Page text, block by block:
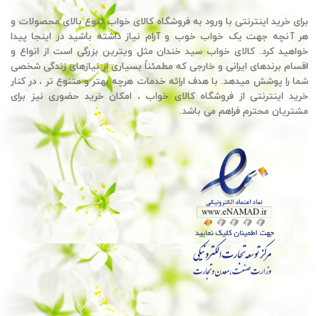
برای خرید اینترنتی با ورود به فروشگاه کالای خواب تنوع بالای محصولات و
هر آنچه جهت یک خواب خوب و آرام نیاز داشته باشید در اینجا پیدا
خواهید کرد. کالای خواب سید خندان مثل ویترین بزرگی است از انواع و
اقسام برندهای ایرانی و خارجی که مطمئناً بسیاری از نیازهای زندگی شخصی
شما را پوشش میدهد. با هدف ارائه خدمات هرچه بهتر و متنوع تر ، در کنار
خرید اینترنتی از فروشگاه کالای خواب ، امکان خرید حضوری نیز برای
مشتریان محترم فراهم می باشد.